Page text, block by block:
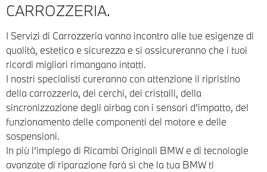
CARROZZERIA.
I Servizi di Carrozzeria vanno incontro alle tue esigenze di
qualità, estetica e sicurezza e si assicureranno che i tuoi
ricordi migliori rimangano intatti.
I nostri specialisti cureranno con attenzione il ripristino
della carrozzeria, dei cerchi, dei cristalli, della
sincronizzazione degli airbag con i sensori d’impatto, del
funzionamento delle componenti del motore e delle
sospensioni.
In più l’impiego di Ricambi Originali BMW e di tecnologie
avanzate di riparazione farà sì che la tua BMW ti